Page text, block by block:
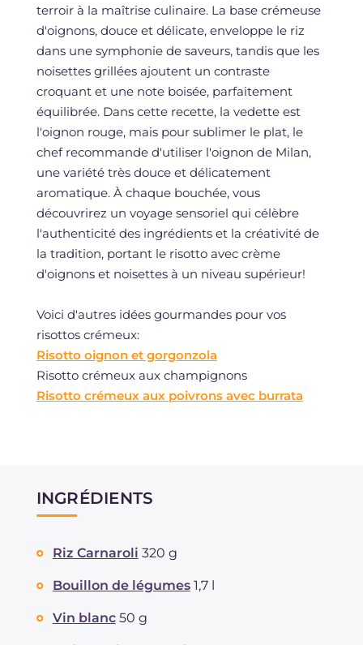
terroir à la maîtrise culinaire. La base crémeuse
d'oignons, douce et délicate, enveloppe le riz
dans une symphonie de saveurs, tandis que les
noisettes grillées ajoutent un contraste
croquant et une note boisée, parfaitement
équilibrée. Dans cette recette, la vedette est
l'oignon rouge, mais pour sublimer le plat, le
chef recommande d'utiliser l'oignon de Milan,
une variété très douce et délicatement
aromatique. À chaque bouchée, vous
découvrirez un voyage sensoriel qui célèbre
l'authenticité des ingrédients et la créativité de
la tradition, portant le risotto avec crème
d'oignons et noisettes à un niveau supérieur!
Voici d'autres idées gourmandes pour vos
risottos crémeux:
Risotto oignon et gorgonzola
Risotto crémeux aux champignons
Risotto crémeux aux poivrons avec burrata
INGRÉDIENTS
Riz Carnaroli 320 g
Bouillon de légumes 1,7 l
Vin blanc 50 g